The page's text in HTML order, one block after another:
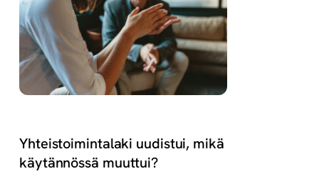
Yhteistoimintalaki uudistui, mikä
käytännössä muuttui?